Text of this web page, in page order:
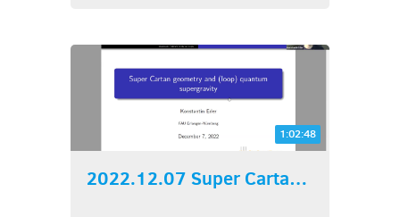
1:02:48
2022.12.07 Super Cartan...